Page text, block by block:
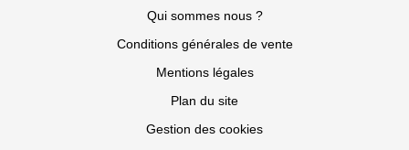
Qui sommes nous ?
Conditions générales de vente
Mentions légales
Plan du site
Gestion des cookies